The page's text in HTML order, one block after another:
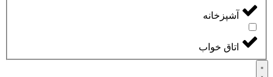
آشپزخانه
اتاق خواب